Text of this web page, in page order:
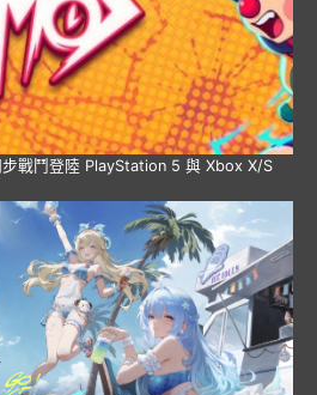
步戰鬥登陸 PlayStation 5 與 Xbox X/S